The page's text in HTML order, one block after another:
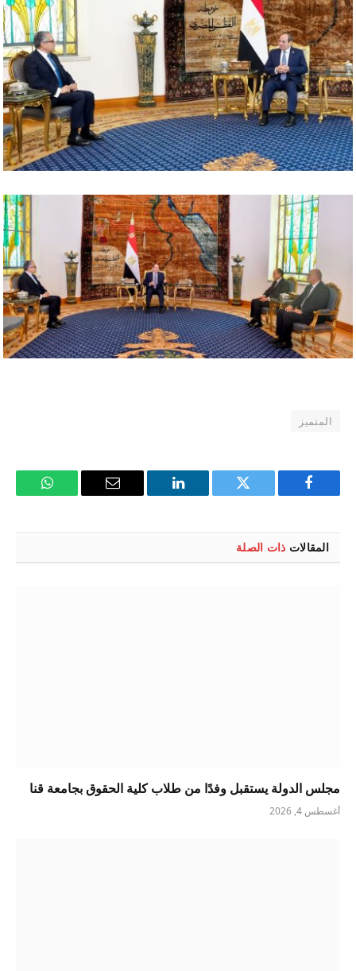
المتميز
فيسبوك تويتر لينكدإن
البريد
واتساب
المقالات ذات الصلة
مجلس الدولة يستقبل وفدًا من طلاب كلية الحقوق بجامعة قنا
أغسطس 4, 2026